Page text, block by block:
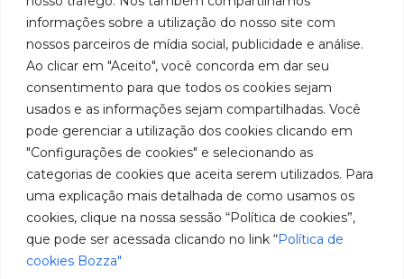
informações sobre a utilização do nosso site com
nossos parceiros de mídia social, publicidade e análise.
Ao clicar em "Aceito", você concorda em dar seu
consentimento para que todos os cookies sejam
usados e as informações sejam compartilhadas. Você
pode gerenciar a utilização dos cookies clicando em
"Configurações de cookies" e selecionando as
categorias de cookies que aceita serem utilizados. Para
uma explicação mais detalhada de como usamos os
cookies, clique na nossa sessão “Política de cookies”,
que pode ser acessada clicando no link “Política de
cookies Bozza"
fabricação
de
equipamentos
para
lubrificação
e
abastecimento
da
América
de
Cookies
Soluções
Assistências
Técnicas
Seja um
representante
Trabalhe
Conosco
Localização
Rua
Tiradentes,
931 – Anexo
Franchini,
50/96
Bairro: Santa
Terezinha
São Bernardo
do Campo –
SP
019 5050
LinkedIn
Instagram